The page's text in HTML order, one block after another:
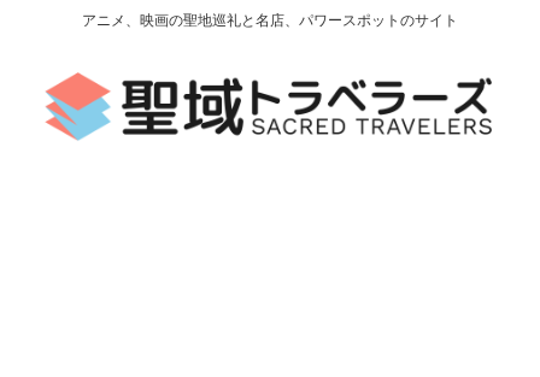
アニメ、映画の聖地巡礼と名店、パワースポットのサイト